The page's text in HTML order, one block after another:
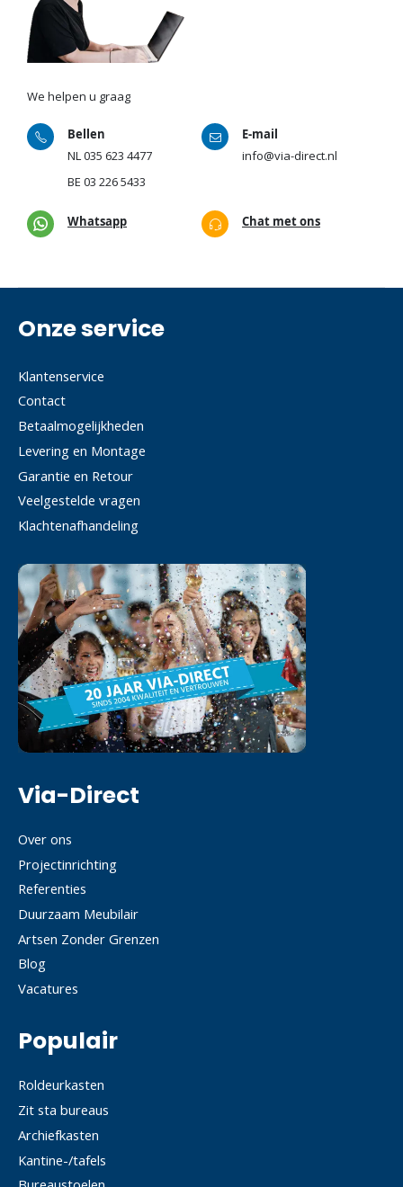
We helpen u graag
Bellen
NL035 623 4477
BE 03 226 5433
E-mail
info@via-direct.nl
Whatsapp Chat met ons
Onze service
Klantenservice
Contact
Betaalmogelijkheden
Levering en Montage
Garantie en Retour
Veelgestelde vragen
Klachtenafhandeling
Via-Direct
Over ons
Projectinrichting
Referenties
Duurzaam Meubilair
Artsen Zonder Grenzen
Blog
Vacatures
Populair
Roldeurkasten
Zit sta bureaus
Archiefkasten
Kantine-/tafels